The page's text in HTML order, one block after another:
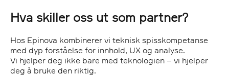
Hva skiller oss ut som partner?
Hos Epinova kombinerer vi teknisk spisskompetanse
med dyp forståelse for innhold, UX og analyse.
Vi hjelper deg ikke bare med teknologien – vi hjelper
deg å bruke den riktig.